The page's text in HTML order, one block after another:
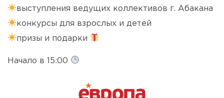
выступления ведущих коллективов г. Абакана
конкурсы для взрослых и детей
призы и подарки
Начало в 15:00